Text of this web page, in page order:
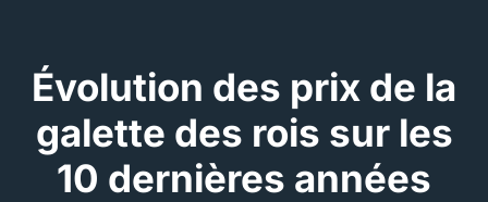
Évolution des prix de la
galette des rois sur les
10 dernières années